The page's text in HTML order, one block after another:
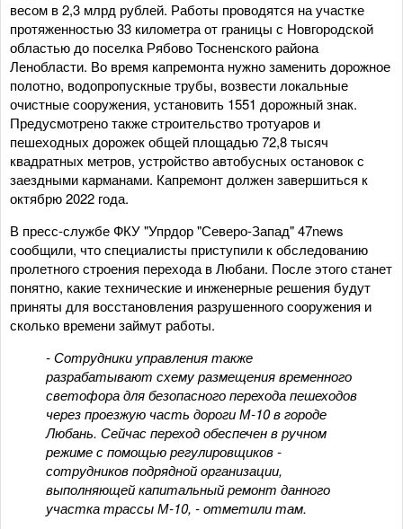
весом в 2,3 млрд рублей. Работы проводятся на участке
протяженностью 33 километра от границы с Новгородской
областью до поселка Рябово Тосненского района
Ленобласти. Во время капремонта нужно заменить дорожное
полотно, водопропускные трубы, возвести локальные
очистные сооружения, установить 1551 дорожный знак.
Предусмотрено также строительство тротуаров и
пешеходных дорожек общей площадью 72,8 тысяч
квадратных метров, устройство автобусных остановок с
заездными карманами. Капремонт должен завершиться к
октябрю 2022 года.
В пресс-службе ФКУ "Упрдор "Северо-Запад" 47news
сообщили, что специалисты приступили к обследованию
пролетного строения перехода в Любани. После этого станет
понятно, какие технические и инженерные решения будут
приняты для восстановления разрушенного сооружения и
сколько времени займут работы.
- Сотрудники управления также
разрабатывают схему размещения временного
светофора для безопасного перехода пешеходов
через проезжую часть дороги М-10 в городе
Любань. Сейчас переход обеспечен в ручном
режиме с помощью регулировщиков -
сотрудников подрядной организации,
выполняющей капитальный ремонт данного
участка трассы М-10, - отметили там.